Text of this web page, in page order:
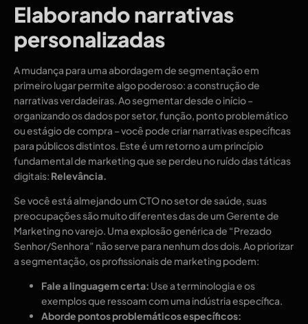
Elaborando narrativas
personalizadas
A mudança para uma abordagem de segmentação em
primeiro lugar permite algo poderoso: a construção de
narrativas verdadeiras. Ao segmentar desde o início –
organizando os dados por setor, função, ponto problemático
ou estágio de compra – você pode criar narrativas específicas
para públicos distintos. Este é um retorno a um princípio
fundamental de marketing que se perdeu no ruído das táticas
digitais: Relevância.
Se você está almejando um CTO no setor de saúde, suas
preocupações são muito diferentes das de um Gerente de
Marketing no varejo. Uma explosão genérica de “Prezado
Senhor/Senhora” não serve para nenhum dos dois. Ao priorizar
a segmentação, os profissionais de marketing podem:
Fale a linguagem certa: Use a terminologia e os
exemplos que ressoam com uma indústria específica.
Aborde pontos problemáticos específicos: